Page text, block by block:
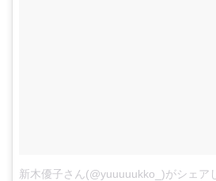
新木優子さん(@yuuuuukko_)がシェア